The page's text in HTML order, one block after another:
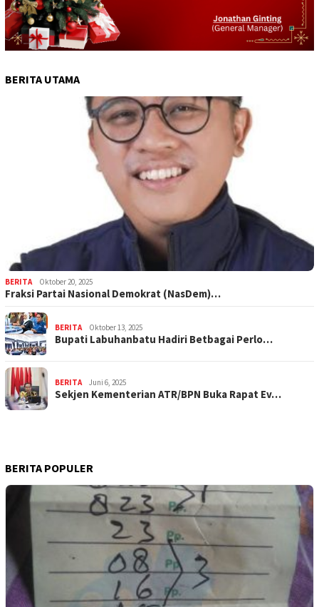
BERITA UTAMA
BERITA Oktober 20, 2025
Fraksi Partai Nasional Demokrat (NasDem)…
BERITA Oktober 13, 2025
Bupati Labuhanbatu Hadiri Betbagai Perlo…
BERITA Juni 6, 2025
Sekjen Kementerian ATR/BPN Buka Rapat Ev…
BERITA POPULER